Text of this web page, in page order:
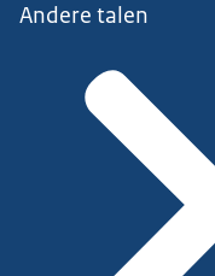
Andere talen